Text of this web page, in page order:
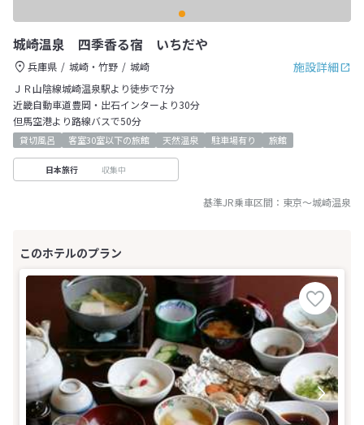
城崎温泉 四季香る宿 いちだや
施設詳細
兵庫県 城崎・竹野
城崎
ＪＲ山陰線城崎温泉駅より徒歩で7分
近畿自動車道豊岡・出石インターより30分
但馬空港より路線バスで50分
貸切風呂 客室30室以下の旅館 天然温泉 駐車場有り 旅館
日本旅行 収集中
基準JR乗車区間： 東京～城崎温泉